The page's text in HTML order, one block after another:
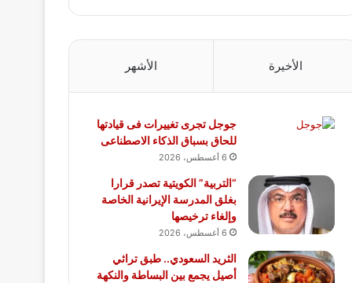
الأخيرة الأشهر
جوجل تجرى تغييرات فى قيادتها
للحاق بسباق الذكاء الاصطناعى
6 أغسطس، 2026
“التربية” الكويتية تصدر قرارا
بغلق المدرسة الإيرانية الخاصة
وإلغاء ترخيصها
6 أغسطس، 2026
الثريد السعودي.. طبق تراثي
أصيل يجمع بين البساطة والنكهة